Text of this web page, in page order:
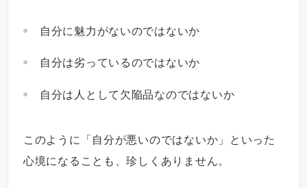
自分に魅力がないのではないか
自分は劣っているのではないか
自分は人として欠陥品なのではないか
このように「自分が悪いのではないか」といった
心境になることも、珍しくありません。